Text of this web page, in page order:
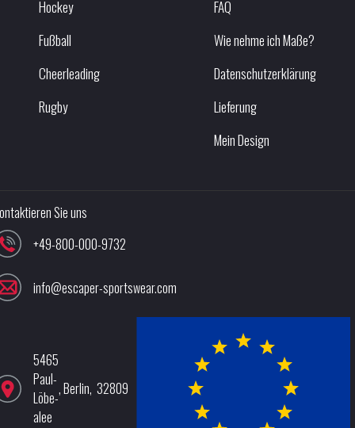
Hockey
Fußball
Cheerleading
Rugby
FAQ
Wie nehme ich Maße?
Datenschutzerklärung
Lieferung
Mein Design
Sie uns
+49-800-000-9732
info@escaper-sportswear.com
5465
Paul-
Löbe-
alee
,Berlin, 32809